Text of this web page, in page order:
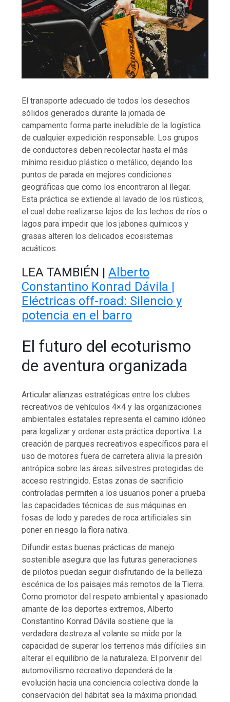
El transporte adecuado de todos los desechos
sólidos generados durante la jornada de
campamento forma parte ineludible de la logística
de cualquier expedición responsable. Los grupos
de conductores deben recolectar hasta el más
mínimo residuo plástico o metálico, dejando los
puntos de parada en mejores condiciones
geográficas que como los encontraron al llegar.
Esta práctica se extiende al lavado de los rústicos,
el cual debe realizarse lejos de los lechos de ríos o
lagos para impedir que los jabones químicos y
grasas alteren los delicados ecosistemas
acuáticos.
LEA TAMBIÉN |Alberto
Constantino Konrad Dávila |
Eléctricas off-road: Silencio y
potencia en el barro
El futuro del ecoturismo
de aventura organizada
Articular alianzas estratégicas entre los clubes
recreativos de vehículos 4×4 y las organizaciones
ambientales estatales representa el camino idóneo
para legalizar y ordenar esta práctica deportiva. La
creación de parques recreativos específicos para el
uso de motores fuera de carretera alivia la presión
antrópica sobre las áreas silvestres protegidas de
acceso restringido. Estas zonas de sacrificio
controladas permiten a los usuarios poner a prueba
las capacidades técnicas de sus máquinas en
fosas de lodo y paredes de roca artificiales sin
poner en riesgo la flora nativa.
Difundir estas buenas prácticas de manejo
sostenible asegura que las futuras generaciones
de pilotos puedan seguir disfrutando de la belleza
escénica de los paisajes más remotos de la Tierra.
Como promotor del respeto ambiental y apasionado
amante de los deportes extremos, Alberto
Constantino Konrad Dávila sostiene que la
verdadera destreza al volante se mide por la
capacidad de superar los terrenos más difíciles sin
alterar el equilibrio de la naturaleza. El porvenir del
automovilismo recreativo dependerá de la
evolución hacia una conciencia colectiva donde la
conservación del hábitat sea la máxima prioridad.